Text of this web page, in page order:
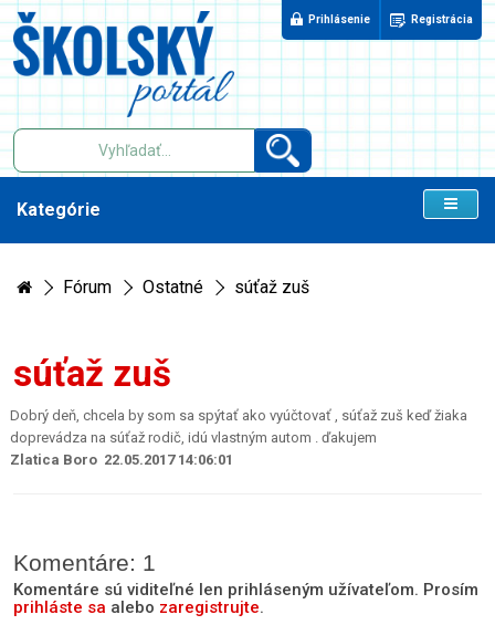
Prihlásenie Registrácia
Kategórie
Fórum Ostatné súťaž zuš
súťaž zuš
Dobrý deň, chcela by som sa spýtať ako vyúčtovať , súťaž zuš keď žiaka
doprevádza na súťaž rodič, idú vlastným autom . ďakujem
Zlatica Boro 22.05.2017 14:06:01
Komentáre: 1
Komentáre sú viditeľné len prihláseným užívateľom. Prosím
prihláste sa alebo zaregistrujte.